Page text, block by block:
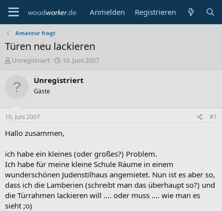
Anmelden Registrieren
Amateur fragt
Türen neu lackieren
E
t
e
r
Unregistriert
E
s
m
10. Juni 2007
Unregistriert
Gäste
10. Juni 2007 #1
Hallo zusammen,
ich habe ein kleines (oder großes?) Problem.
Ich habe für meine kleine Schule Räume in einem
wunderschönen Judenstilhaus angemietet. Nun ist es aber so,
dass ich die Lamberien (schreibt man das überhaupt so?) und
die Türrahmen lackieren will .... oder muss .... wie man es
sieht ;o)